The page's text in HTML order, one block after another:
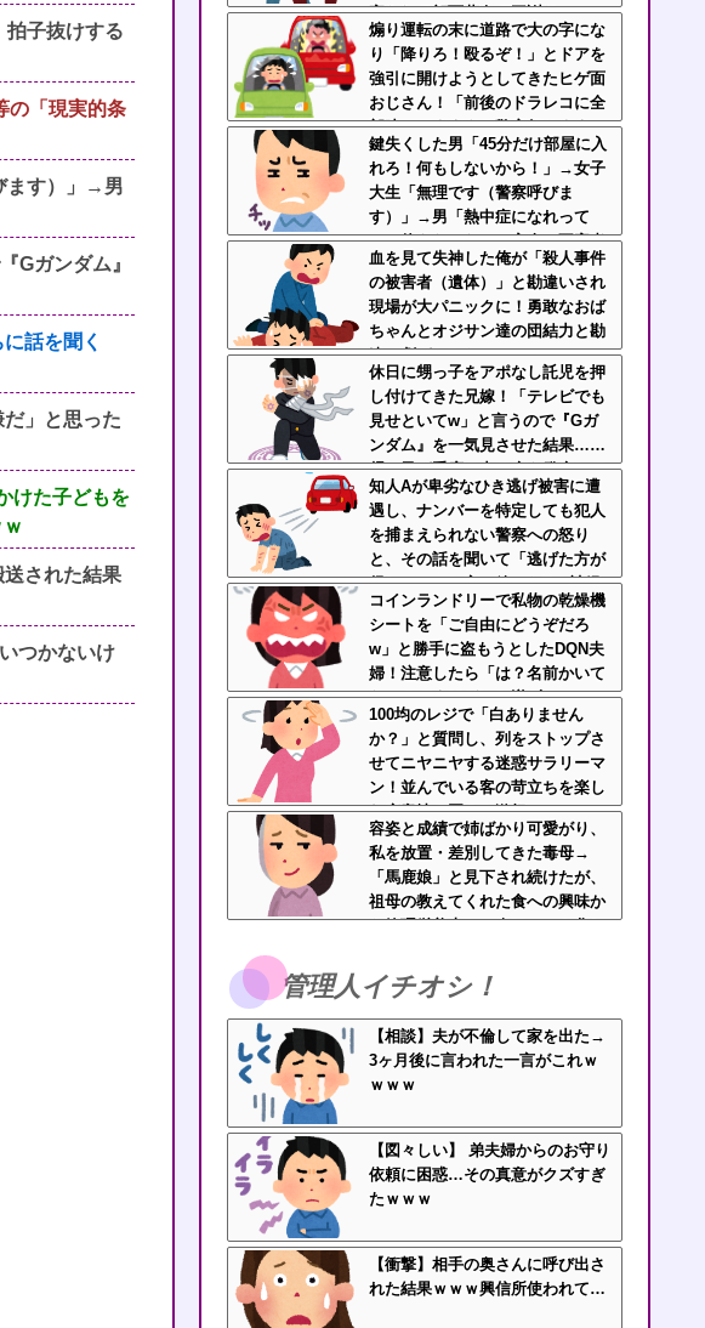
拍子抜けする
の「現実的条
ます）」→男
Gガンダム』
話を聞く
」と思った
けた子どもを
された結果
つかないけ
寄られて顔面蒼白で平謝りｗｗｗ
煽り運転の末に道路で大の字にな
り「降りろ！殴るぞ！」とドアを
強引に開けようとしてきたヒゲ面
おじさん！「前後のドラレコに全
部映ってますよ？警察行きます
ね」と伝えたら半泣きで謝罪ｗｗ
鍵失くした男「45分だけ部屋に入
れろ！何もしないから！」→女子
大生「無理です（警察呼びま
す）」→男「熱中症になれって
か！使えないな！」完全に不審者
で草ｗｗｗ
血を見て失神した俺が「殺人事件
の被害者（遺体）」と勘違いされ
現場が大パニックに！勇敢なおば
ちゃんとオジサン達の団結力と勘
違い劇がこちらｗｗ
休日に甥っ子をアポなし託児を押
し付けてきた兄嫁！「テレビでも
見せといてw」と言うので『Gガ
ンダム』を一気見させた結果……
甥っ子が重度の中二病を発症して
家で大暴れｗｗ
知人Aが卑劣なひき逃げ被害に遭
遇し、ナンバーを特定しても犯人
を捕まえられない警察への怒り
と、その話を聞いて「逃げた方が
得じゃん」と言い放ったBの神経
がわからん
コインランドリーで私物の乾燥機
シートを「ご自由にどうぞだろ
w」と勝手に盗もうとしたDQN夫
婦！注意したら「は？名前かいて
ないんですけど」と逆ギレ
100均のレジで「白ありません
か？」と質問し、列をストップさ
せてニヤニヤする迷惑サラリーマ
ン！並んでいる客の苛立ちを楽し
む底意地の悪さに激怒
容姿と成績で姉ばかり可愛がり、
私を放置・差別してきた毒母→
「馬鹿娘」と見下され続けたが、
祖母の教えてくれた食への興味か
ら管理栄養士に→今はニート化し
てるｗｗｗ
管理人イチオシ！
【相談】夫が不倫して家を出た→
3ヶ月後に言われた一言がこれｗ
ｗｗｗ
【図々しい】 弟夫婦からのお守り
依頼に困惑…その真意がクズすぎ
たｗｗｗ
【衝撃】相手の奥さんに呼び出さ
れた結果ｗｗｗ興信所使われて…